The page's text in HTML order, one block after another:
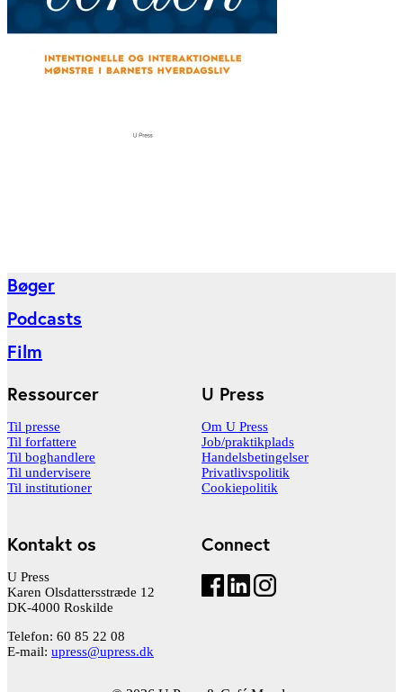
Bøger
Podcasts
Film
U Press
Om U Press
Job/praktikplads
Handelsbetingelser
Privatlivspolitik
Cookiepolitik
Ressourcer
Til presse
Til forfattere
Til boghandlere
Til undervisere
Til institutioner
Connect
Kontakt os
U Press
Karen Olsdattersstræde 12
DK-4000 Roskilde
Telefon: 60 85 22 08
E-mail: upress@upress.dk